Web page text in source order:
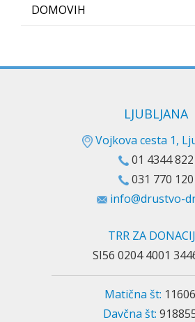
DOMOVIH
LJUBLJANA
Vojkova cesta 1,
01 4344 822
031 770 120
info@drustvo-
TRR ZA
SI56 0204 4001
Matična št:
Davčna št: